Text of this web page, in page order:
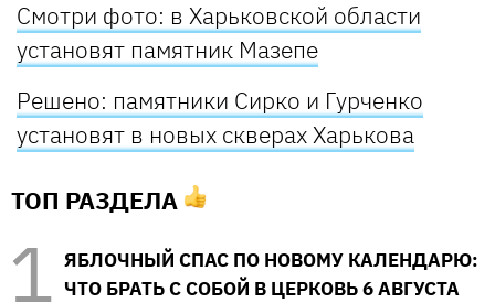
Смотри фото: в Харьковской области
установят памятник Мазепе
Решено: памятники Сирко и Гурченко
установят в новых скверах Харькова
ТОП РАЗДЕЛА
ЯБЛОЧНЫЙ СПАС ПО НОВОМУ КАЛЕНДАРЮ:
ЧТО БРАТЬ С СОБОЙ В ЦЕРКОВЬ 6 АВГУСТА